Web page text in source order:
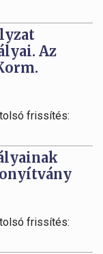
Az
frissítés:
frissítés: